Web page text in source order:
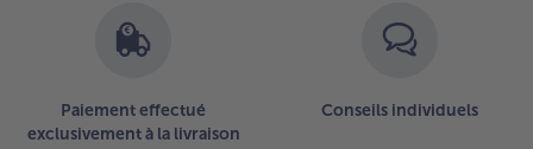
Paiement effectué
exclusivement à la livraison
Conseils individuels